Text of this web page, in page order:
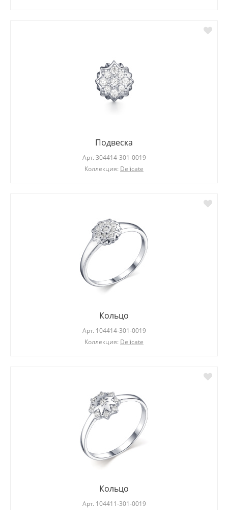
Подвеска
Арт. 304414-301-0019
Коллекция: Delicate
Кольцо
Арт. 104414-301-0019
Коллекция: Delicate
Кольцо
Арт. 104411-301-0019